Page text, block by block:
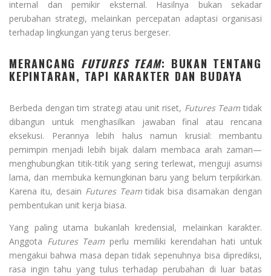
internal dan pemikir eksternal. Hasilnya bukan sekadar
perubahan strategi, melainkan percepatan adaptasi organisasi
terhadap lingkungan yang terus bergeser.
MERANCANG FUTURES TEAM: BUKAN TENTANG
KEPINTARAN, TAPI KARAKTER DAN BUDAYA
Berbeda dengan tim strategi atau unit riset, Futures Team tidak
dibangun untuk menghasilkan jawaban final atau rencana
eksekusi. Perannya lebih halus namun krusial: membantu
pemimpin menjadi lebih bijak dalam membaca arah zaman—
menghubungkan titik-titik yang sering terlewat, menguji asumsi
lama, dan membuka kemungkinan baru yang belum terpikirkan.
Karena itu, desain Futures Teamtidak bisa disamakan dengan
pembentukan unit kerja biasa.
Yang paling utama bukanlah kredensial, melainkan karakter.
Anggota Futures Team perlu memiliki kerendahan hati untuk
mengakui bahwa masa depan tidak sepenuhnya bisa diprediksi,
rasa ingin tahu yang tulus terhadap perubahan di luar batas